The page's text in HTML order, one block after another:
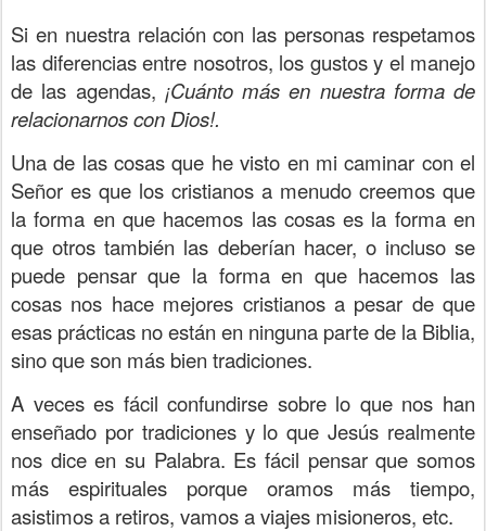
Si en nuestra relación con las personas respetamos
las diferencias entre nosotros, los gustos y el manejo
de las agendas, ¡Cuánto más en nuestra forma de
relacionarnos con Dios!.
Una de las cosas que he visto en mi caminar con el
Señor es que los cristianos a menudo creemos que
la forma en que hacemos las cosas es la forma en
que otros también las deberían hacer, o incluso se
puede pensar que la forma en que hacemos las
cosas nos hace mejores cristianos a pesar de que
esas prácticas no están en ninguna parte de la Biblia,
sino que son más bien tradiciones.
A veces es fácil confundirse sobre lo que nos han
enseñado por tradiciones y lo que Jesús realmente
nos dice en su Palabra. Es fácil pensar que somos
más espirituales porque oramos más tiempo,
asistimos a retiros, vamos a viajes misioneros, etc.